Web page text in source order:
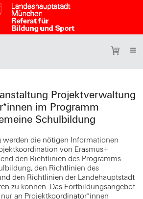
Projektverwaltung
im Programm
Schulbildung
werden die nötigen Informationen
von Erasmus+
den Richtlinien des Programms
den Richtlinien des
den Richtlinien der Landehauptstadt
zu können. Das Fortbildungsangebot
an Projektkoordinator*innen